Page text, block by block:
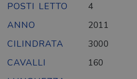
POSTI LETTO
4
ANNO
2011
CILINDRATA
3000
CAVALLI
160